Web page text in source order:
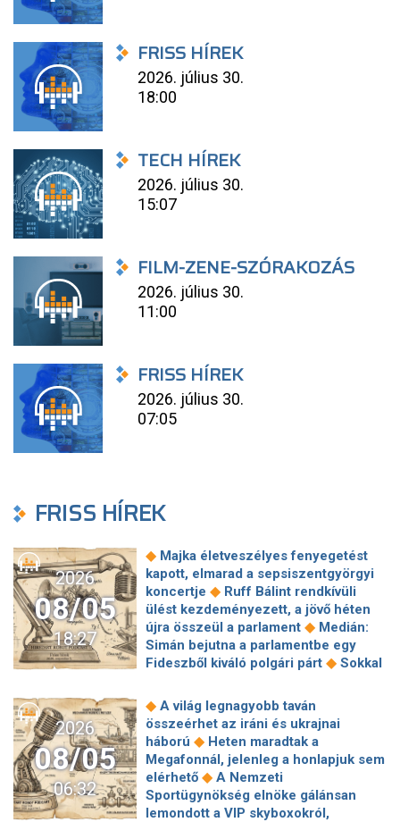
FRISS HÍREK
2026. július 30.
18:00
TECH HÍREK
2026. július 30.
15:07
FILM-ZENE-SZÓRAKOZÁS
2026. július 30.
11:00
FRISS HÍREK
2026. július 30.
07:05
FRISS HÍREK
2026
08/05
18:27
◆ Majka életveszélyes fenyegetést
kapott, elmarad a sepsiszentgyörgyi
koncertje ◆ Ruff Bálint rendkívüli
ülést kezdeményezett, a jövő héten
újra összeül a parlament ◆ Medián:
Simán bejutna a parlamentbe egy
Fideszből kiváló polgári párt ◆ Sokkal
Vitézy: 42 új, 120 méteres
motorvonatot vesznek, teljesen
megújul a szentendrei, a csepeli és a
ráckevei HÉV járműparkja
◆ Egy
hajszálon múlt Paks, de a jövőben jó
lenne nem kísérteni a sorsot
Megszólalt a kormányhivatal a
2026
08/05
06:32
◆ A világ legnagyobb taván
összeérhet az iráni és ukrajnai
háború ◆ Heten maradtak a
Megafonnál, jelenleg a honlapjuk sem
elérhető ◆ A Nemzeti
Sportügynökség elnöke gálánsan
lemondott a VIP skyboxokról,